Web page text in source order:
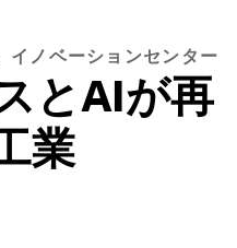
イノベーションセンター
とAIが再
業